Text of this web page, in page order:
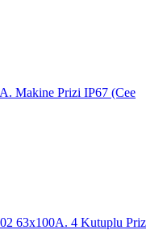
Makine Prizi IP67 (Cee
63x100A. 4 Kutuplu Priz